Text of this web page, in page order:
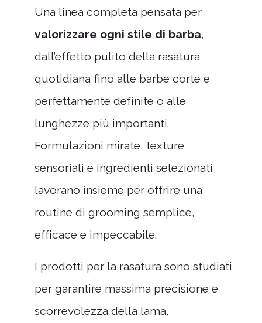
Una linea completa pensata per
valorizzare ogni stile di barba,
dall’effetto pulito della rasatura
quotidiana fino alle barbe corte e
perfettamente definite o alle
lunghezze più importanti.
Formulazioni mirate, texture
sensoriali e ingredienti selezionati
lavorano insieme per offrire una
routine di grooming semplice,
efficace e impeccabile.
I prodotti per la rasatura sono studiati
per garantire massima precisione e
scorrevolezza della lama,